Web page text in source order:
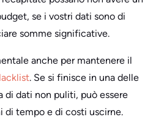
se i vostri dati sono di
somme significative.
anche per mantenere il
. Se si finisce in una delle
di dati non puliti, può essere
di tempo e di costi uscirne.